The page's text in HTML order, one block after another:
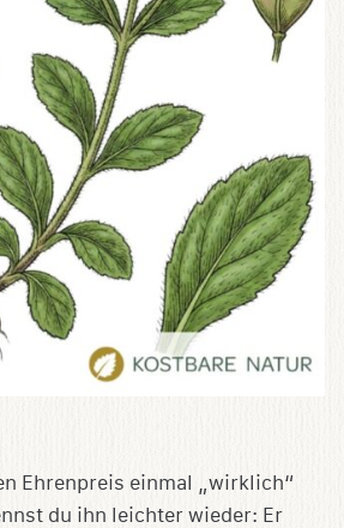
Ehrenpreis einmal „wirklich“
du ihn leichter wieder: Er